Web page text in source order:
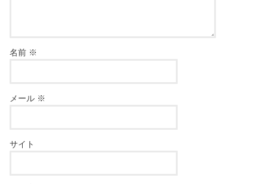
名前 ※
メール ※
サイト